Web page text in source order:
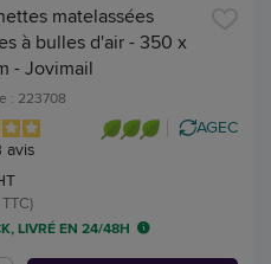
matelassées
à bulles d'air - 350 x
- Jovimail
: 223708
avis
AGEC
LIVRÉ EN 24/48H